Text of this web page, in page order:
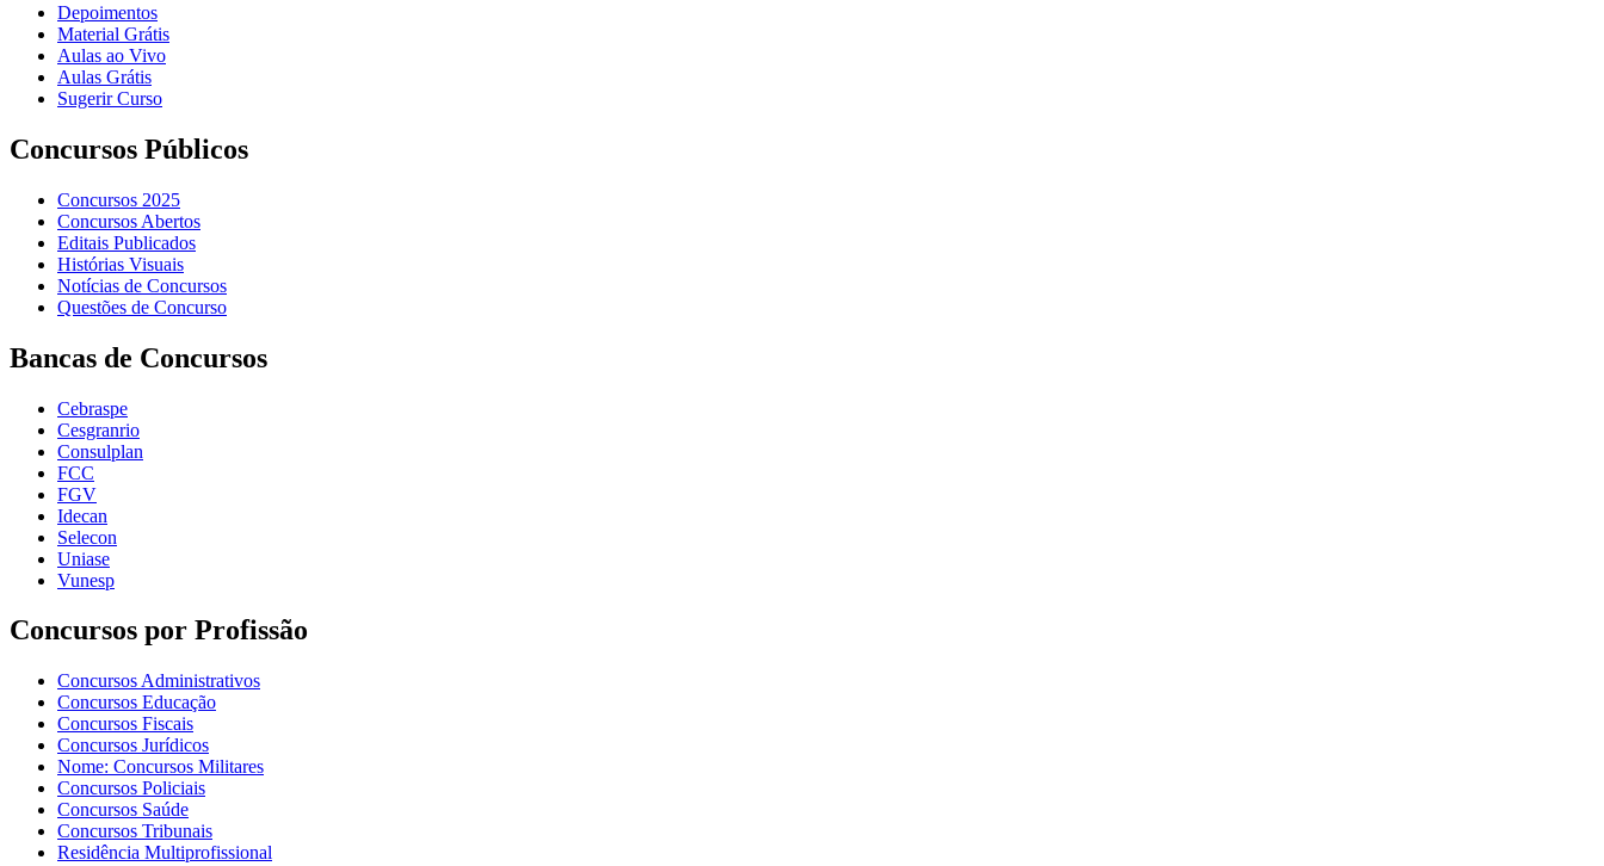
Depoimentos
Material Grátis
Aulas ao Vivo
Aulas Grátis
Sugerir Curso
Concursos Públicos
Concursos 2025
Concursos Abertos
Editais Publicados
Histórias Visuais
Notícias de Concursos
Questões de Concurso
Bancas de Concursos
Cebraspe
Cesgranrio
Consulplan
FCC
FGV
Idecan
Selecon
Uniase
Vunesp
Concursos por Profissão
Concursos Administrativos
Concursos Educação
Concursos Fiscais
Concursos Jurídicos
Nome: Concursos Militares
Concursos Policiais
Concursos Saúde
Concursos Tribunais
Residência Multiprofissional